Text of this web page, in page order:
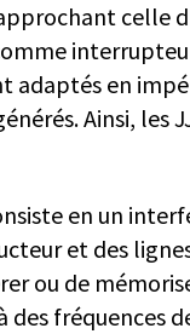
celle
adaptés en
Ainsi, les
en un
et des
ou de
fréquences